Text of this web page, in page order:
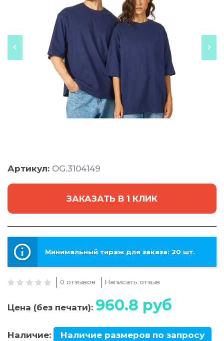
Артикул: OG.3104149
ЗАКАЗАТЬ В 1 КЛИК
Минимальный тираж для заказа: 20 шт.
0 отзывов Написать отзыв
Цена (без печати): 960.8 руб
Наличие: Наличие размеров по запросу